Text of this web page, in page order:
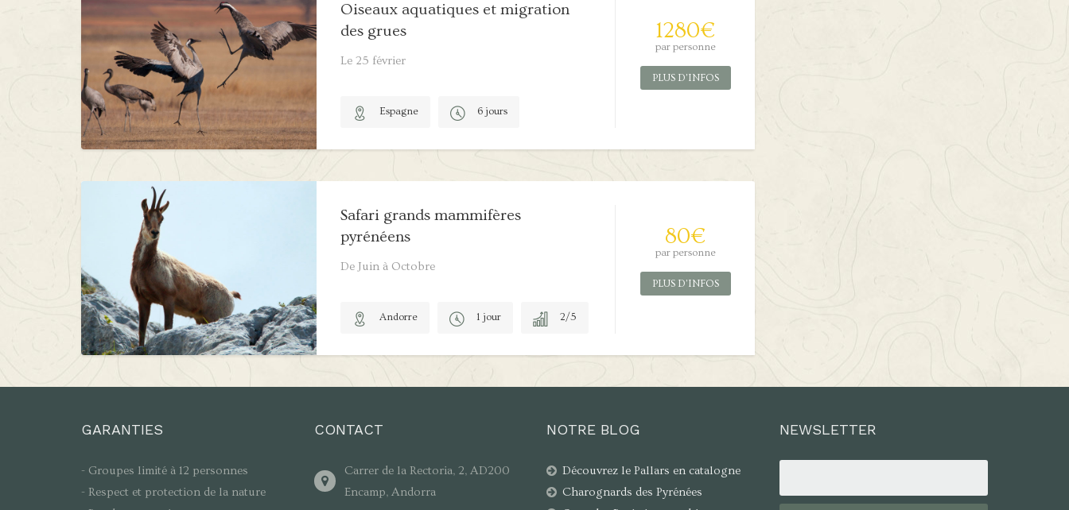
Oiseaux aquatiques et migration
des grues
Le 25 février
1280€
par personne
PLUS D'INFOS
Espagne 6 jours
0/5
Safari grands mammifères
pyrénéens
De Juin à Octobre
80€
par personne
PLUS D'INFOS
Andorre 1 jour 2/5
GARANTIES
- Groupes limité à 12 personnes
- Respect et protection de la nature
CONTACT
Carrer de la Rectoria, 2, AD200
Encamp, Andorra
NOTRE BLOG
Découvrez le Pallars en catalogne
Charognards des Pyrénées
NEWSLETTER